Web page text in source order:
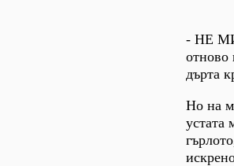
- НЕ
отново
дърта
Но на
устата